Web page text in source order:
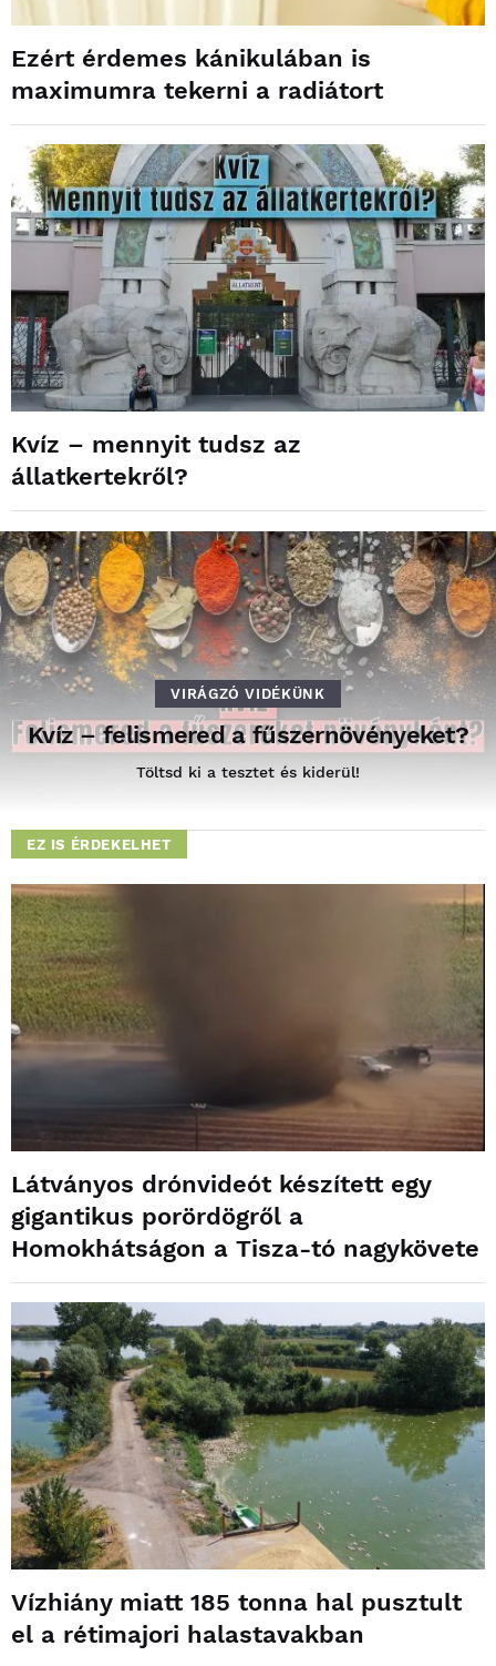
Ezért érdemes kánikulában is
maximumra tekerni a radiátort
Kvíz – mennyit tudsz az
állatkertekről?
VIRÁGZÓ VIDÉKÜNK
Kvíz – felismered a fűszernövényeket?
Töltsd ki a tesztet és kiderül!
EZ IS ÉRDEKELHET
Látványos drónvideót készített egy
gigantikus porördögről a
Homokhátságon a Tisza-tó nagykövete
Vízhiány miatt 185 tonna hal pusztult
el a rétimajori halastavakban